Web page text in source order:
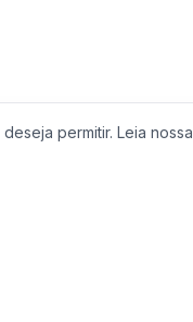
permitir. Leia nossa